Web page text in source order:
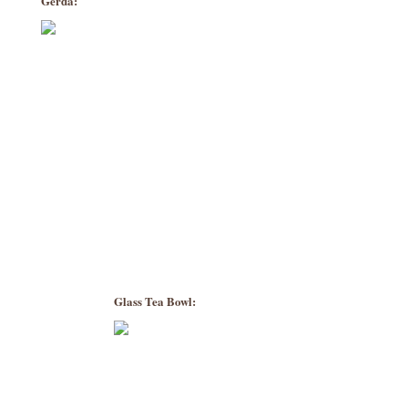
Glass Tea Bowl: